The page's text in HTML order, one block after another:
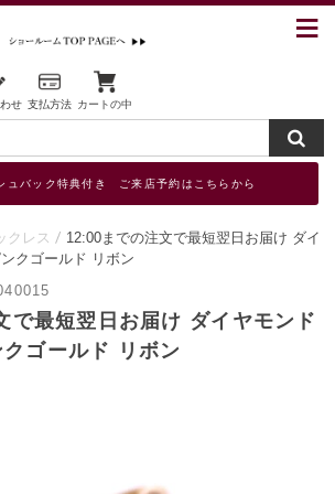
せ 支払方法 カートの中
ュバック特典付き ご来店予約はこちらから
クレス
12:00までの注文で最短翌日お届け ダイ
クゴールド リボン
で最短翌日お届け ダイヤモンド
ゴールド リボン